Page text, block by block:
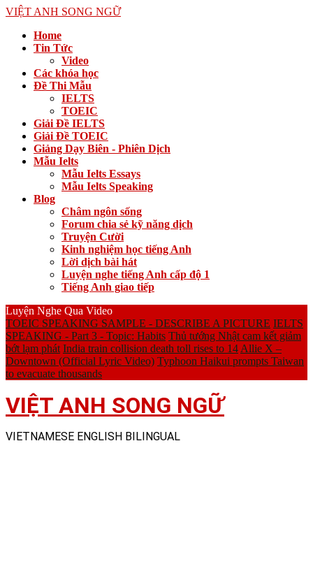
VIỆT ANH SONG NGỮ
Home
Tin Tức
Video
Các khóa học
Đề Thi Mẫu
IELTS
TOEIC
Giải Đề IELTS
Giải Đề TOEIC
Giảng Dạy Biên - Phiên Dịch
Mẫu Ielts
Mẫu Ielts Essays
Mẫu Ielts Speaking
Blog
Châm ngôn sống
Forum chia sẻ kỹ năng dịch
Truyện Cười
Kinh nghiệm học tiếng Anh
Lời dịch bài hát
Luyện nghe tiếng Anh cấp độ 1
Tiếng Anh giao tiếp
Luyện Nghe Qua Video
TOEIC SPEAKING SAMPLE - DESCRIBE A PICTURE IELTS
SPEAKING - Part 3 - Topic: Habits Thủ tướng Nhật cam kết giảm
bớt lạm phát India train collision death toll rises to 14 Allie X –
Downtown (Official Lyric Video) Typhoon Haikui prompts Taiwan
to evacuate thousands
VIỆT ANH SONG NGỮ
VIETNAMESE ENGLISH BILINGUAL